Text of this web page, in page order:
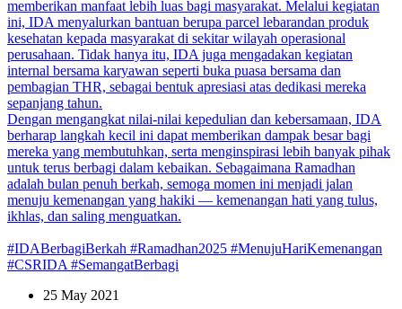
memberikan manfaat lebih luas bagi masyarakat. Melalui kegiatan
ini, IDA menyalurkan bantuan berupa parcel lebarandan produk
kesehatan kepada masyarakat di sekitar wilayah operasional
perusahaan. Tidak hanya itu, IDA juga mengadakan kegiatan
internal bersama karyawan seperti buka puasa bersama dan
pembagian THR, sebagai bentuk apresiasi atas dedikasi mereka
sepanjang tahun.
Dengan mengangkat nilai-nilai kepedulian dan kebersamaan, IDA
berharap langkah kecil ini dapat memberikan dampak besar bagi
mereka yang membutuhkan, serta menginspirasi lebih banyak pihak
untuk terus berbagi dalam kebaikan. Sebagaimana Ramadhan
adalah bulan penuh berkah, semoga momen ini menjadi jalan
menuju kemenangan yang hakiki — kemenangan hati yang tulus,
ikhlas, dan saling menguatkan.
#IDABerbagiBerkah #Ramadhan2025 #MenujuHariKemenangan
#CSRIDA #SemangatBerbagi
25 May 2021